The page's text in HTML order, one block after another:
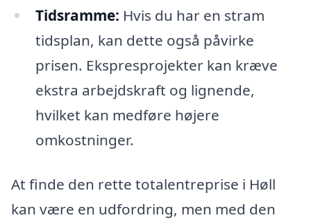
Tidsramme: Hvis du har en stram
tidsplan, kan dette også påvirke
prisen. Ekspresprojekter kan kræve
ekstra arbejdskraft og lignende,
hvilket kan medføre højere
omkostninger.
At finde den rette totalentreprise i Høll
kan være en udfordring, men med den